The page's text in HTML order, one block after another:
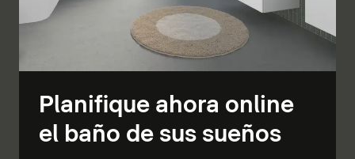
Planifique ahora online
el baño de sus sueños